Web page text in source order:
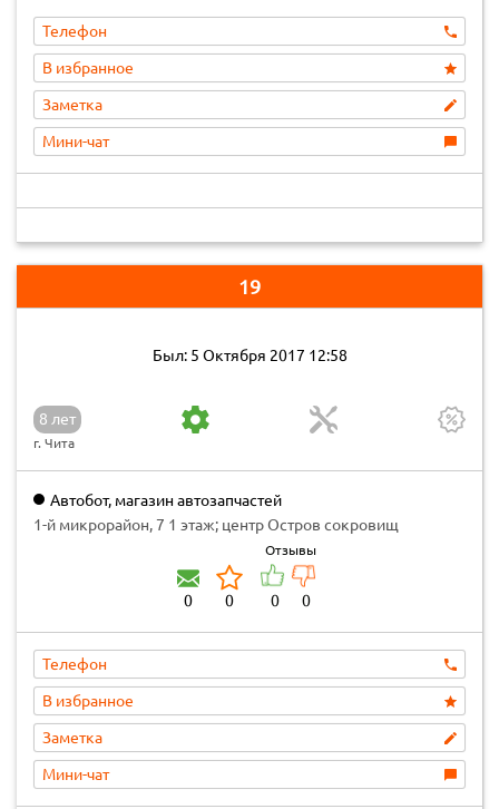
Телефон
В избранное
Заметка
Мини-чат
19
Был: 5 Октября 2017 12:58
8 лет
г. Чита
Автобот, магазин автозапчастей
1-й микрорайон, 7 1 этаж; центр Остров сокровищ
0 0
Отзывы
0 0
Телефон
В избранное
Заметка
Мини-чат